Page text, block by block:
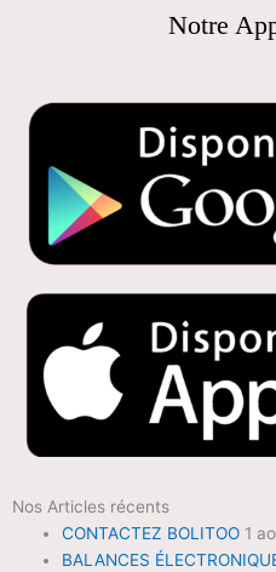
Notre
Nos Articles récents
CONTACTEZ BOLITOO 1
BALANCES